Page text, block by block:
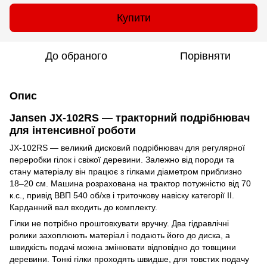
Купити
До обраного Порівняти
Опис
Jansen JX-102RS — тракторний подрібнювач
для інтенсивної роботи
JX-102RS — великий дисковий подрібнювач для регулярної
переробки гілок і свіжої деревини. Залежно від породи та
стану матеріалу він працює з гілками діаметром приблизно
18–20 см. Машина розрахована на трактор потужністю від 70
к.с., привід ВВП 540 об/хв і триточкову навіску категорії II.
Карданний вал входить до комплекту.
Гілки не потрібно проштовхувати вручну. Два гідравлічні
ролики захоплюють матеріал і подають його до диска, а
швидкість подачі можна змінювати відповідно до товщини
деревини. Тонкі гілки проходять швидше, для товстих подачу